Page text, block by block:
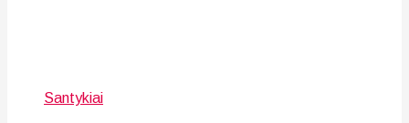
Santykiai